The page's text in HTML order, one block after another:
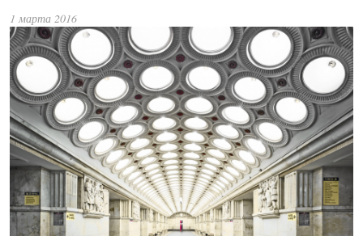
1 марта 2016